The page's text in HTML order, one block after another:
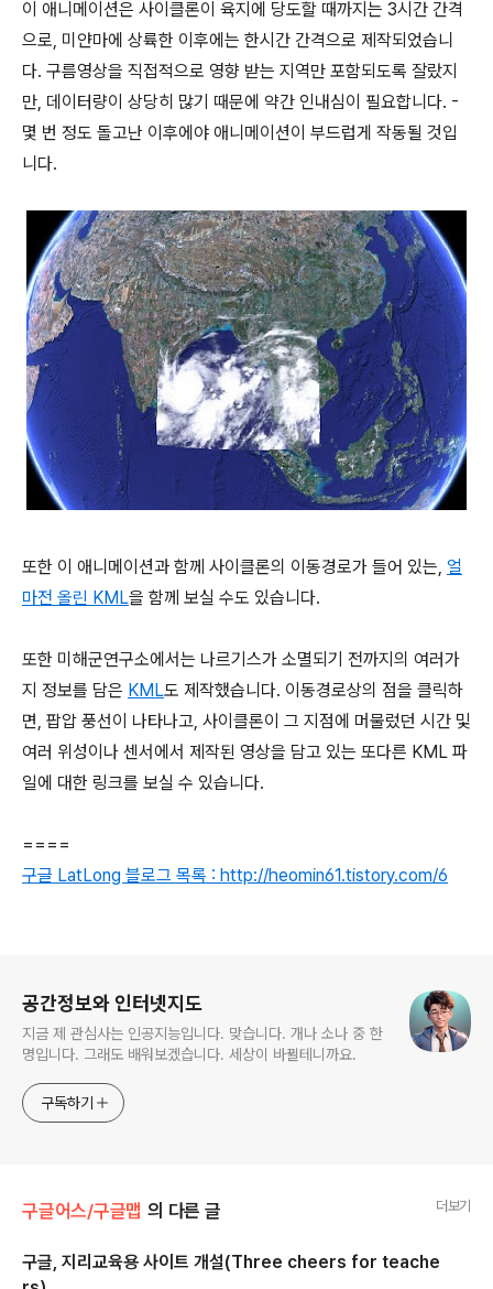
이 애니메이션은 사이클론이 육지에 당도할 때까지는 3시간 간격
으로, 미얀마에 상륙한 이후에는 한시간 간격으로 제작되었습니
다. 구름영상을 직접적으로 영향 받는 지역만 포함되도록 잘랐지
만, 데이터량이 상당히 많기 때문에 약간 인내심이 필요합니다. -
몇 번 정도 돌고난 이후에야 애니메이션이 부드럽게 작동될 것입
니다.
또한 이 애니메이션과 함께 사이클론의 이동경로가 들어 있는, 얼
마전 올린 KML을 함께 보실 수도 있습니다.
또한 미해군연구소에서는 나르기스가 소멸되기 전까지의 여러가
지 정보를 담은 KML도 제작했습니다. 이동경로상의 점을 클릭하
면, 팝압 풍선이 나타나고, 사이클론이 그 지점에 머물렀던 시간 및
여러 위성이나 센서에서 제작된 영상을 담고 있는 또다른 KML 파
일에 대한 링크를 보실 수 있습니다.
====
구글 LatLong 블로그 목록 : http://heomin61.tistory.com/6
공간정보와 인터넷지도
지금 제 관심사는 인공지능입니다. 맞습니다. 개나 소나 중 한
명입니다. 그래도 배워보겠습니다. 세상이 바뀔테니까요.
구독하기
구글어스/구글맵 의 다른 글 더보기
구글, 지리교육용 사이트 개설(Three cheers for teache